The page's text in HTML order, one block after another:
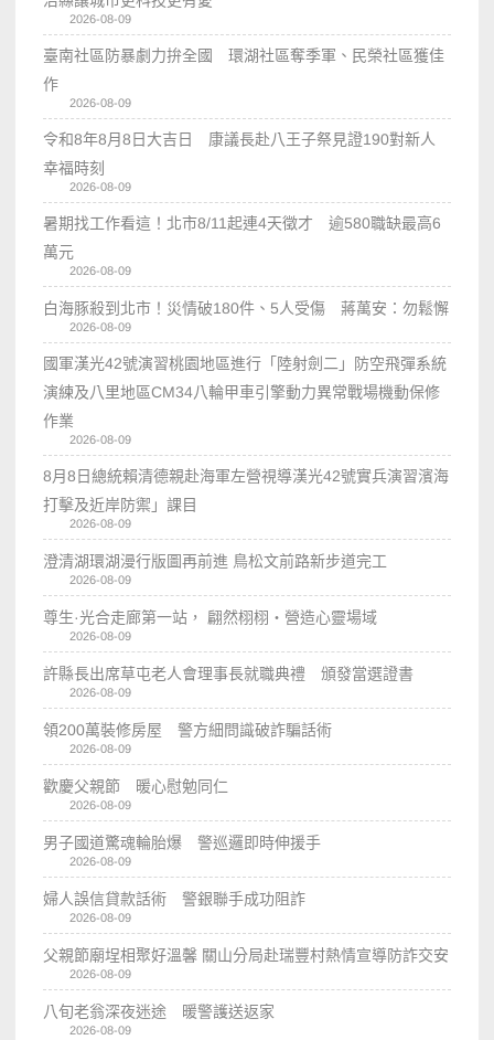
2026-08-09
臺南社區防暴劇力拚全國 環湖社區奪季軍、民榮社區獲佳
作
2026-08-09
令和8年8月8日大吉日 康議長赴八王子祭見證190對新人
幸福時刻
2026-08-09
暑期找工作看這！北市8/11起連4天徵才 逾580職缺最高6
萬元
2026-08-09
白海豚殺到北市！災情破180件、5人受傷 蔣萬安：勿鬆懈
2026-08-09
國軍漢光42號演習桃園地區進行「陸射劍二」防空飛彈系統
演練及八里地區CM34八輪甲車引擎動力異常戰場機動保修
作業
2026-08-09
8月8日總統賴清德親赴海軍左營視導漢光42號實兵演習濱海
打擊及近岸防禦」課目
2026-08-09
澄清湖環湖漫行版圖再前進 鳥松文前路新步道完工
2026-08-09
尊生·光合走廊第一站， 翩然栩栩・營造心靈場域
2026-08-09
許縣長出席草屯老人會理事長就職典禮 頒發當選證書
2026-08-09
領200萬裝修房屋 警方細問識破詐騙話術
2026-08-09
歡慶父親節 暖心慰勉同仁
2026-08-09
男子國道驚魂輪胎爆 警巡邏即時伸援手
2026-08-09
婦人誤信貸款話術 警銀聯手成功阻詐
2026-08-09
父親節廟埕相聚好溫馨 關山分局赴瑞豐村熱情宣導防詐交安
2026-08-09
八旬老翁深夜迷途 暖警護送返家
2026-08-09